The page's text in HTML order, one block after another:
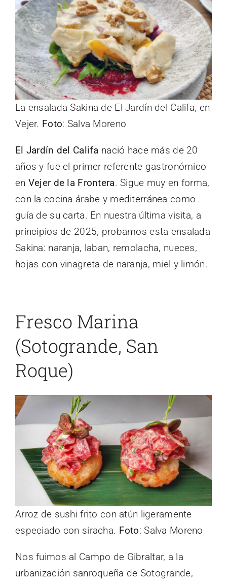
La ensalada Sakina de El Jardín del Califa, en
Vejer. Foto: Salva Moreno
El Jardín del Califa nació hace más de 20
años y fue el primer referente gastronómico
en Vejer de la Frontera. Sigue muy en forma,
con la cocina árabe y mediterránea como
guía de su carta. En nuestra última visita, a
principios de 2025, probamos esta ensalada
Sakina: naranja, laban, remolacha, nueces,
hojas con vinagreta de naranja, miel y limón.
Fresco Marina
(Sotogrande, San
Roque)
Arroz de sushi frito con atún ligeramente
especiado con siracha. Foto: Salva Moreno
Nos fuimos al Campo de Gibraltar, a la
urbanización sanroqueña de Sotogrande,